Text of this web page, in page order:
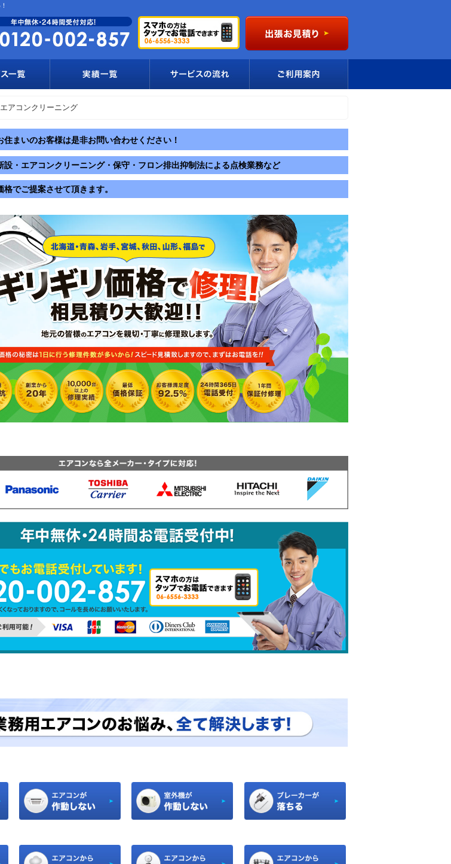
アコンクリーニング
住まいのお客様は是非お問い合わせください！
設・エアコンクリーニング・保守・フロン排出抑制法による点検業務など
でご提案させて頂きます。